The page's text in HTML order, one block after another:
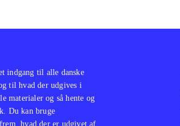
indgang til alle danske
til hvad der udgives i
materialer og så hente og
Du kan bruge
hvad der er udgivet af